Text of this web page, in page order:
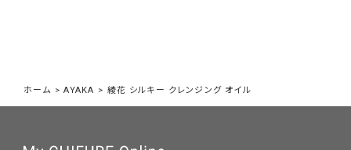
ホーム >AYAKA > 綾花 シルキー クレンジング オイル